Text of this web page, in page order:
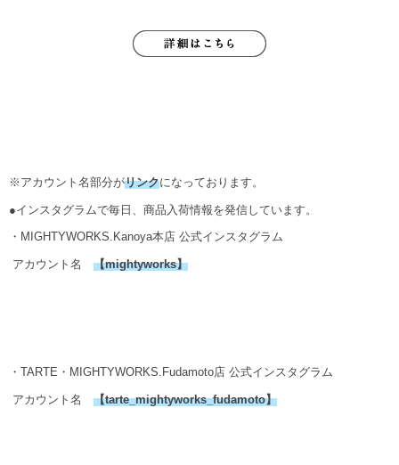
※アカウント名部分がリンクになっております。
●インスタグラムで毎日、商品入荷情報を発信しています。
・MIGHTYWORKS.Kanoya本店 公式インスタグラム
アカウント名 【mightyworks】
・TARTE・MIGHTYWORKS.Fudamoto店 公式インスタグラム
アカウント名 【tarte_mightyworks_fudamoto】